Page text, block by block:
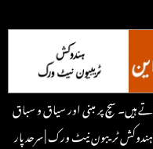
ہیں۔ سچ پر مبنی اور سیاق و سباق
ٹریبون نیٹ ورک | سرحد پار